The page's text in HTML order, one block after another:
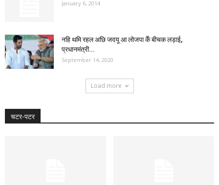
January 6, 2014
नहि थमि रहल अछि जदयू आ लोजपा केँ बीचक लड़ाई,
प्रधानमंत्री...
September 14, 2020
Load more
चटर-पटर